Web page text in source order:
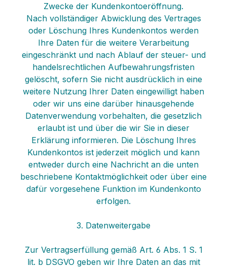
Zwecke der Kundenkontoeröffnung.
Nach vollständiger Abwicklung des Vertrages
oder Löschung Ihres Kundenkontos werden
Ihre Daten für die weitere Verarbeitung
eingeschränkt und nach Ablauf der steuer- und
handelsrechtlichen Aufbewahrungsfristen
gelöscht, sofern Sie nicht ausdrücklich in eine
weitere Nutzung Ihrer Daten eingewilligt haben
oder wir uns eine darüber hinausgehende
Datenverwendung vorbehalten, die gesetzlich
erlaubt ist und über die wir Sie in dieser
Erklärung informieren. Die Löschung Ihres
Kundenkontos ist jederzeit möglich und kann
entweder durch eine Nachricht an die unten
beschriebene Kontaktmöglichkeit oder über eine
dafür vorgesehene Funktion im Kundenkonto
erfolgen.
3. Datenweitergabe
Zur Vertragserfüllung gemäß Art. 6 Abs. 1 S. 1
lit. b DSGVO geben wir Ihre Daten an das mit